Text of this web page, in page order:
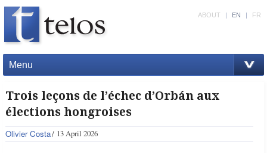
Menu
ABOUT | EN | FR
Trois leçons de l’échec d’Orbán aux
élections hongroises
Olivier Costa 13 April 2026